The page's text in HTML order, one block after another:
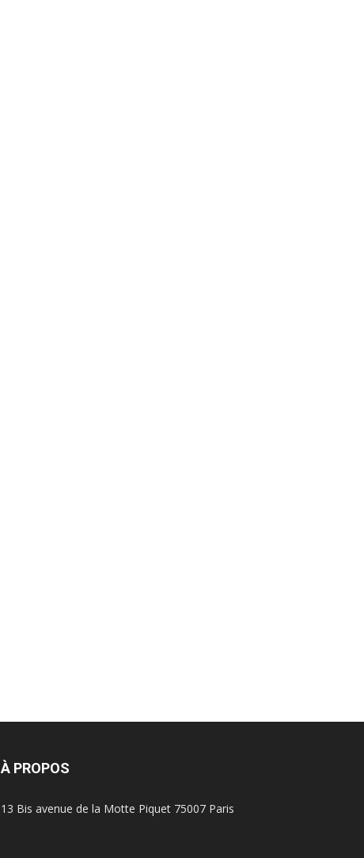
À PROPOS
13 Bis avenue de la Motte Piquet 75007 Paris